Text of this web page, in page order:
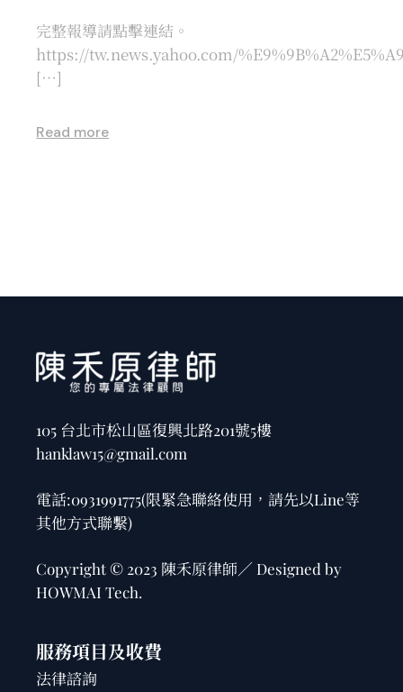
完整報導請點擊連結。
https://tw.news.yahoo.com/
[…]
Read more
105 台北市松山區復興北路201號5樓
hanklaw15@gmail.com
電話:0931991775(限緊急聯絡使用，請先以Line等
其他方式聯繫)
Copyright © 2023 陳禾原律師／ Designed by
HOWMAI Tech.
服務項目及收費
法律諮詢